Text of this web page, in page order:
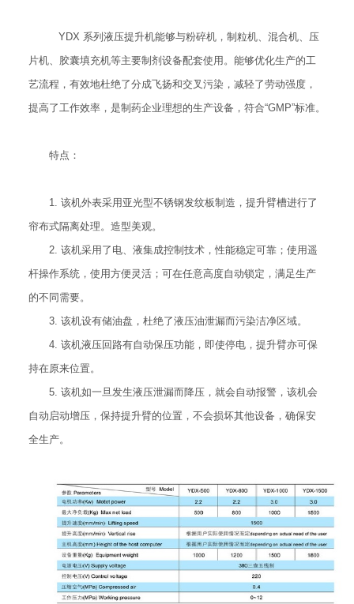
YDX 系列液压提升机能够与粉碎机，制粒机、混合机、压
片机、胶囊填充机等主要制剂设备配套使用。能够优化生产的工
艺流程，有效地杜绝了分成飞扬和交叉污染，减轻了劳动强度，
提高了工作效率，是制药企业理想的生产设备，符合“GMP”标准。
特点：
1. 该机外表采用亚光型不锈钢发纹板制造，提升臂槽进行了
帘布式隔离处理。造型美观。
2. 该机采用了电、液集成控制技术，性能稳定可靠；使用遥
杆操作系统，使用方便灵活；可在任意高度自动锁定，满足生产
的不同需要。
3. 该机设有储油盘，杜绝了液压油泄漏而污染洁净区域。
4. 该机液压回路有自动保压功能，即使停电，提升臂亦可保
持在原来位置。
5. 该机如一旦发生液压泄漏而降压，就会自动报警，该机会
自动启动增压，保持提升臂的位置，不会损坏其他设备，确保安
全生产。